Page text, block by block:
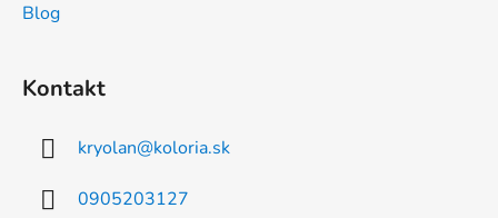
Blog
Kontakt
kryolan@koloria.sk
0905203127